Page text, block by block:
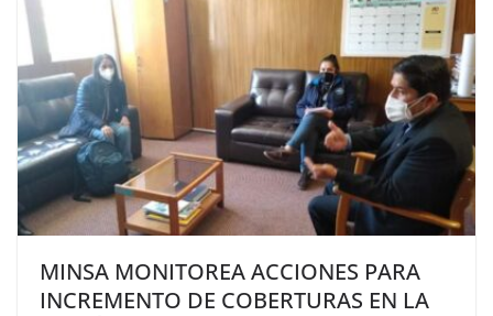
MINSA MONITOREA ACCIONES PARA
INCREMENTO DE COBERTURAS EN LA